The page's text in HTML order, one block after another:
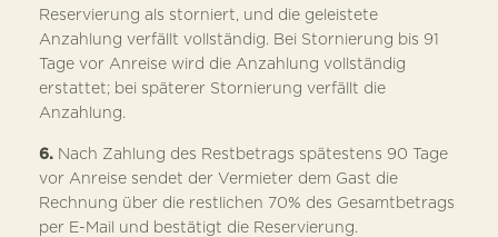
Reservierung als storniert, und die geleistete
Anzahlung verfällt vollständig. Bei Stornierung bis 91
Tage vor Anreise wird die Anzahlung vollständig
erstattet; bei späterer Stornierung verfällt die
Anzahlung.
6. Nach Zahlung des Restbetrags spätestens 90 Tage
vor Anreise sendet der Vermieter dem Gast die
Rechnung über die restlichen 70% des Gesamtbetrags
per E-Mail und bestätigt die Reservierung.